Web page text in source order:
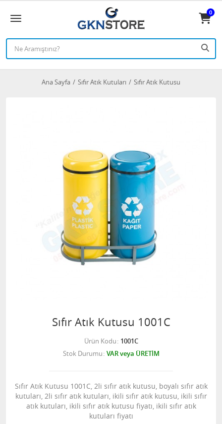
0
Ana Sayfa Sıfır Atık Kutuları Sıfır Atık Kutusu
Sıfır Atık Kutusu 1001C
Ürün Kodu 1001C
Stok Durumu VAR veya ÜRETİM
Sıfır Atık Kutusu 1001C, 2li sıfır atık kutusu, boyalı sıfır atık
kutuları, 2li sıfır atık kutuları, ikili sıfır atık kutusu, ikili sıfır
atık kutuları, ikili sıfır atık kutusu fiyatı, ikili sıfır atık
kutuları fiyatı